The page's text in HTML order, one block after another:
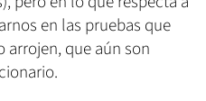
en las pruebas que
arrojen, que aún son